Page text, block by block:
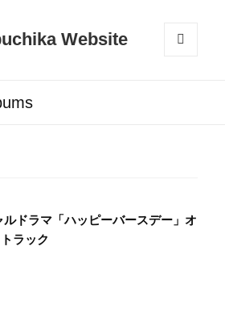
Website
ドラマ「ハッピーバースデー」オ
ラック